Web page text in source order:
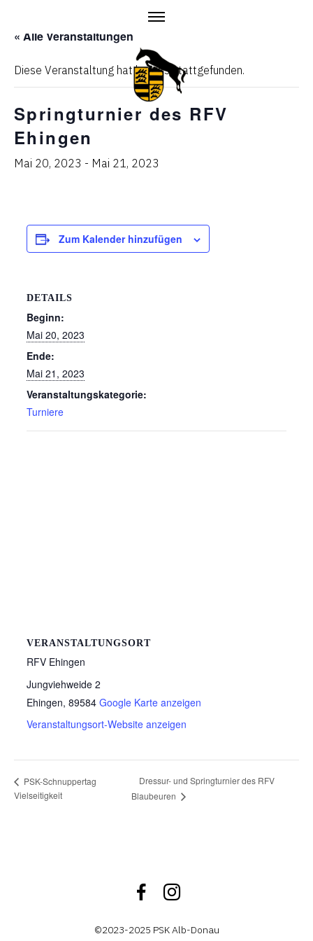
content
« Alle Veranstaltungen
Diese Veranstaltung hat bereits stattgefunden.
Springturnier des RFV
Ehingen
Mai 20, 2023 - Mai 21, 2023
Zum Kalender hinzufügen
DETAILS
Beginn:
Mai 20, 2023
Ende:
Mai 21, 2023
Veranstaltungskategorie:
Turniere
VERANSTALTUNGSORT
RFV Ehingen
Jungviehweide 2
Ehingen, 89584 Google Karte anzeigen
Veranstaltungsort-Website anzeigen
PSK-Schnuppertag
Vielseitigkeit
Dressur- und Springturnier des RFV
Blaubeuren
FacebookInstagram
©2023-2025 PSK Alb-Donau